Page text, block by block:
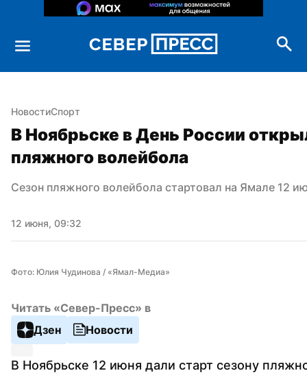
НовостиСпорт
В Ноябрьске в День России
пляжного волейбола
Сезон пляжного волейбола стартовал на Ямале 12
12 июня, 09:32
Фото: Юлия Чудинова / «Ямал-Медиа»
Читать «Север-Пресс» в
Дзен
Новости
В Ноябрьске 12 июня дали старт сезону